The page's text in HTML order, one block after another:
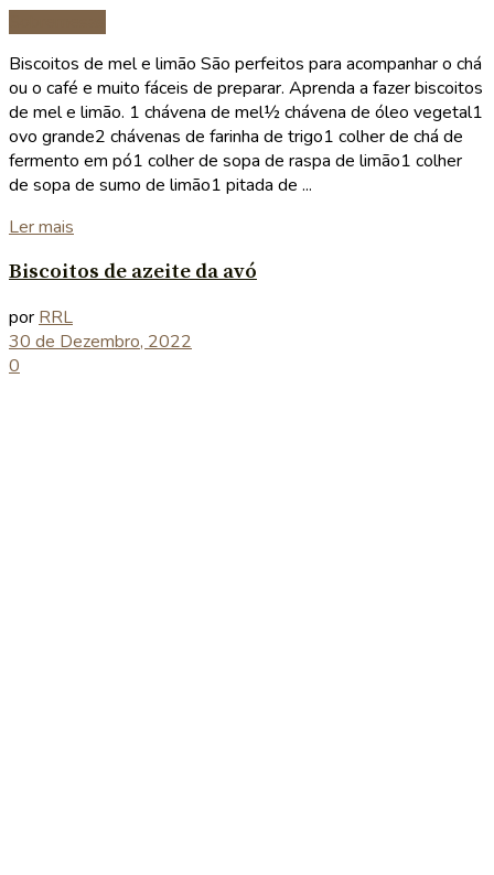
Biscoitos de mel e limão São perfeitos para acompanhar o chá
ou o café e muito fáceis de preparar. Aprenda a fazer biscoitos
de mel e limão. 1 chávena de mel½ chávena de óleo vegetal1
ovo grande2 chávenas de farinha de trigo1 colher de chá de
fermento em pó1 colher de sopa de raspa de limão1 colher
de sopa de sumo de limão1 pitada de ...
Ler mais
Biscoitos de azeite da avó
por RRL
30 de Dezembro, 2022
0